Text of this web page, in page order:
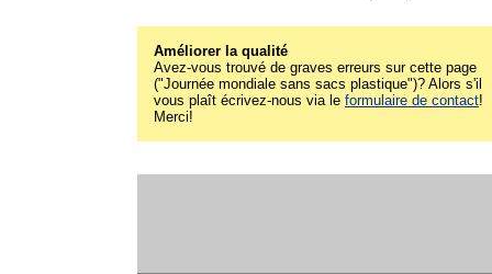
Améliorer la qualité
Avez-vous trouvé de graves erreurs sur cette page
("Journée mondiale sans sacs plastique")? Alors s'il
vous plaît écrivez-nous via le formulaire de contact!
Merci!